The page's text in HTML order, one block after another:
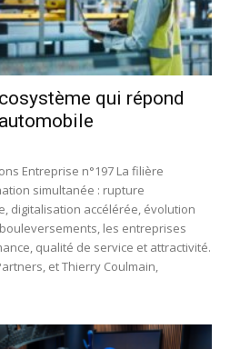
qui répond
Entreprise n°197 La filière
simultanée : rupture
digitalisation accélérée, évolution
les entreprises
qualité de service et attractivité.
et Thierry Coulmain,